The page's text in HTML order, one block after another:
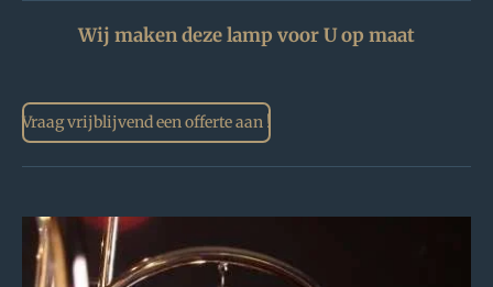
Wij maken deze lamp voor U op maat
Vraag vrijblijvend een offerte aan !